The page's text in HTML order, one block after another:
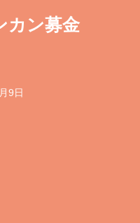
カン募金
9日